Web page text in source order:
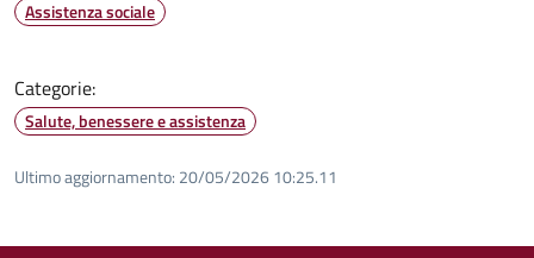
Assistenza sociale
Categorie:
Salute, benessere e assistenza
Ultimo aggiornamento: 20/05/2026 10:25.11